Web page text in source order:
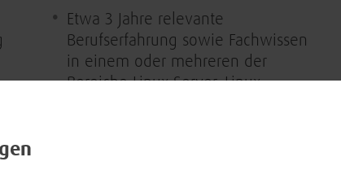
Etwa 3 Jahre relevante
Berufserfahrung sowie Fachwissen
in einem oder mehreren der
Bereiche Linux Server, Linux